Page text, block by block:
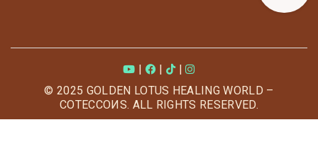
| |
|
© 2025 GOLDEN LOTUS HEALING WORLD –
COTECCOИS. ALL RIGHTS RESERVED.